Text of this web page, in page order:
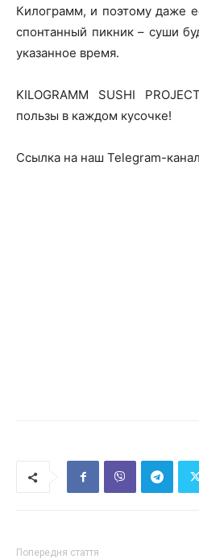
Килограмм, и поэтому даже
спонтанный пикник – суши
указанное время.
KILOGRAMM SUSHI
пользы в каждом кусочке!
Ссылка на наш Telegram-
Попередня стаття